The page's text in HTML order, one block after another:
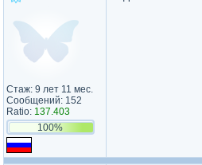
Стаж: 9 лет 11 мес.
Сообщений: 152
Ratio: 137.403
100%